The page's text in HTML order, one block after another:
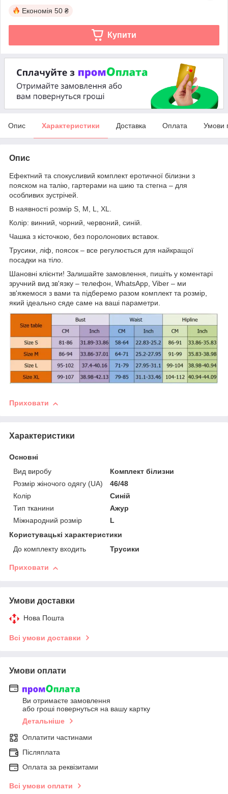
Економія 50 ₴
Купити
Опис Характеристики Доставка Оплата Умови
Опис
Ефектний та спокусливий комплект еротичної білизни з
пояском на талію, гартерами на шию та стегна – для
особливих зустрічей.
В наявності розмір S, М, L, XL.
Колір: винний, чорний, червоний, синій.
Чашка з кісточкою, без поролонових вставок.
Трусики, ліф, поясок – все регулюється для найкращої
посадки на тіло.
Шановні клієнти! Залишайте замовлення, пишіть у коментарі
зручний вид зв'язку – телефон, WhatsApp, Viber – ми
зв'яжемося з вами та підберемо разом комплект та розмір,
який ідеально сяде саме на ваші параметри.
Приховати
Характеристики
Основні
Вид виробу
Комплект білизни
Розмір жіночого одягу (UA)
46/48
Колір
Синій
Тип тканини
Ажур
Міжнародний розмір
L
Користувацькі характеристики
До комплекту входить
Трусики
Приховати
Умови доставки
Нова Пошта
Всі умови доставки
Умови оплати
Ви отримаєте замовлення
або гроші повернуться на вашу картку
Детальніше
Оплатити частинами
Післяплата
Оплата за реквізитами
Всі умови оплати